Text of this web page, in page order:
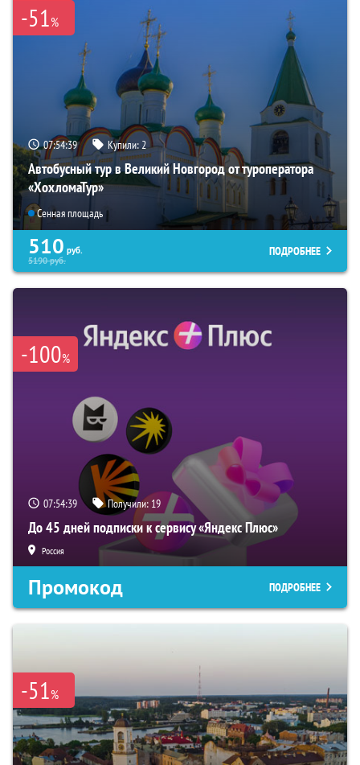
-51%
07:54:38 Купили:2
Автобусный тур в Великий Новгород от туроператора
«ХохломаТур»
Сенная площадь
510 руб.
5190руб.
ПОДРОБНЕЕ
-100%
07:54:38 Получили: 19
До 45 дней подписки к сервису «Яндекс Плюс»
Россия
Промокод ПОДРОБНЕЕ
-51%